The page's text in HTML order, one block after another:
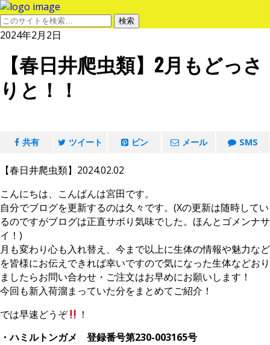
2024年2月2日
【春日井爬虫類】2月もどっさ
りと！！
共有 ツイート ピン メール SMS
【春日井爬虫類】2024.02.02
こんにちは、こんばんは宮田です。
自分でブログを更新するのは久々です。(Xの更新は随時してい
るのですがブログは正直サボり気味でした。ほんとゴメンナサ
イ！)
月も変わり心も入れ替え、今まで以上に生体の情報や魅力など
を皆様にお伝えできれば幸いですので気になった生体などおり
ましたらお問い合わせ・ご注文はお早めにお願いします！
今回も新入荷溜まっていた分をまとめてご紹介！
では早速どうぞ
！
・ハミルトンガメ 登録番号第230-003165号